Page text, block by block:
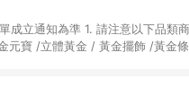
注意以下品類商品
元寶 /立體黃金 / 黃金擺飾 /黃金條
店名稱者(指定活動店家除外) 3. 訂